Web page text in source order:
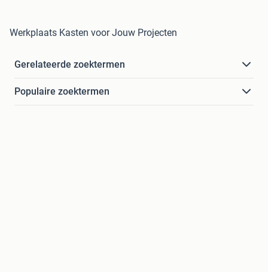
Werkplaats Kasten voor Jouw Projecten
Gerelateerde zoektermen
Populaire zoektermen